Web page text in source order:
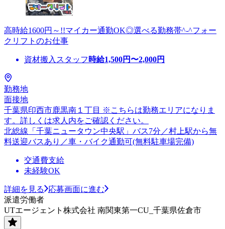
高時給1600円～!!マイカー通勤OK◎選べる勤務帯^-^フォー
クリフトのお仕事
資材搬入スタッフ 時給1,500円〜2,000円
勤務地
面接地
千葉県印西市鹿黒南１丁目 ※こちらは勤務エリアになりま
す。詳しくは求人内をご確認ください。
北総線「千葉ニュータウン中央駅」バス7分／村上駅から無
料送迎バスあり／車・バイク通勤可(無料駐車場完備)
交通費支給
未経験OK
詳細を見る
応募画面に進む
派遣労働者
UTエージェント株式会社 南関東第一CU_千葉県佐倉市